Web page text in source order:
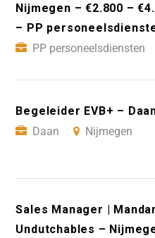
Nijmegen – €2.800 –
– PP
PP personeelsdiensten
Begeleider EVB+ –
Daan
Nijmegen
Sales Manager |
Undutchables –